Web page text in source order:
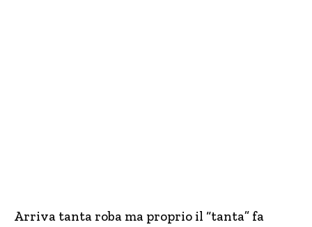
Arriva tanta roba ma proprio il “tanta” fa